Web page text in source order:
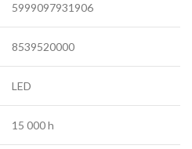
5999097931906
8539520000
LED
15 000 h